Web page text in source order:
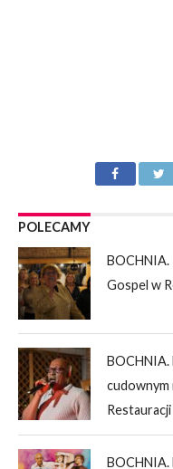
POLECAMY
BOCHNIA.
Gospel w
BOCHNIA.
cudownym
BOCHNIA.